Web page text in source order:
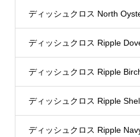
ディッシュクロス North
ディッシュクロス Ripple
ディッシュクロス Ripple
ディッシュクロス Ripple
ディッシュクロス Ripple